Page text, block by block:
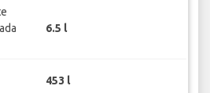
6.5 l
453 l